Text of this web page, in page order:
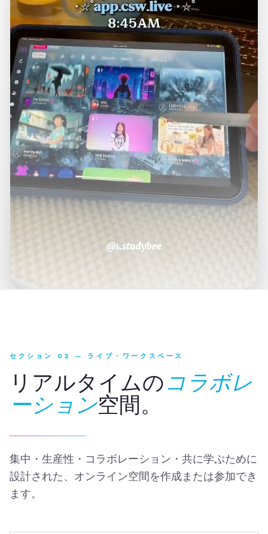
セクション 02 — ライブ・ワークスペース
リアルタイムのコラボレ
ーション空間。
集中・生産性・コラボレーション・共に学ぶために
設計された、オンライン空間を作成または参加でき
ます。